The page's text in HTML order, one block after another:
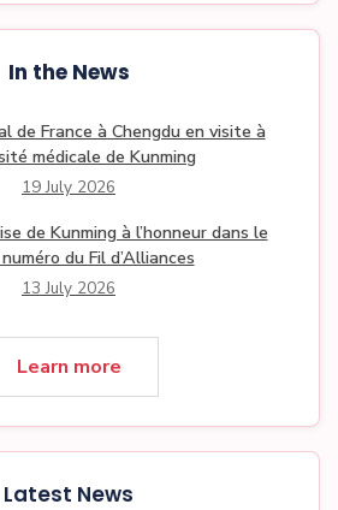
In the News
de France à Chengdu en visite à
médicale de Kunming
19 July 2026
de Kunming à l’honneur dans le
du Fil d’Alliances
13 July 2026
Learn more
Latest News